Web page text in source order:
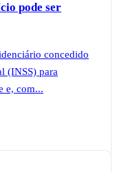
pode ser
concedido
(INSS) para
e, com...